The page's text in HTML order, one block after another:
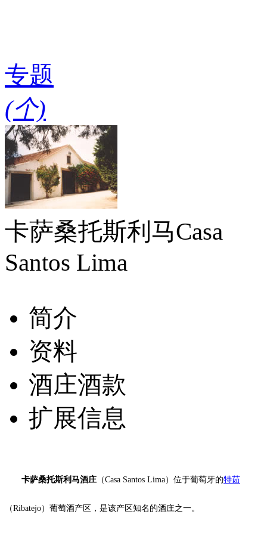
专题
(个)
卡萨桑托斯利马Casa
Santos Lima
简介
资料
酒庄酒款
扩展信息
卡萨桑托斯利马酒庄 （Casa Santos Lima）位于葡萄牙的特茹
（Ribatejo）葡萄酒产区，是该产区知名的酒庄之一。